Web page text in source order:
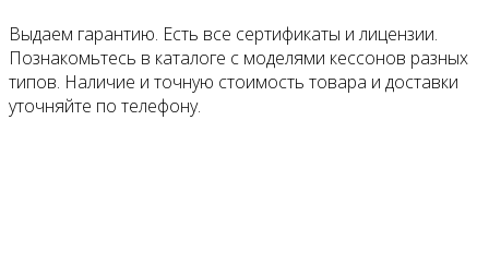
Выдаем гарантию. Есть все сертификаты и лицензии.
Познакомьтесь в каталоге с моделями кессонов разных
типов. Наличие и точную стоимость товара и доставки
уточняйте по телефону.